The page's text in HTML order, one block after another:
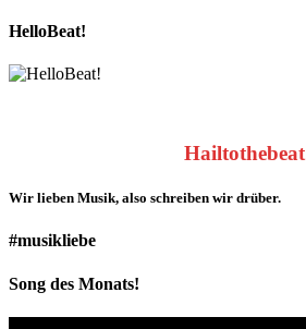
HelloBeat!
Hailtothebeat
Wir lieben Musik, also schreiben wir drüber.
#musikliebe
Song des Monats!